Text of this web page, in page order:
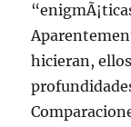
hicieran,